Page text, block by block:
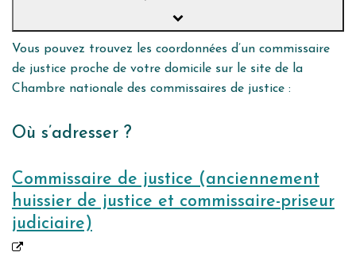
Vous pouvez trouvez les coordonnées d’un commissaire
de justice proche de votre domicile sur le site de la
Chambre nationale des commissaires de justice :
Où s’adresser ?
Commissaire de justice (anciennement
huissier de justice et commissaire-priseur
judiciaire)